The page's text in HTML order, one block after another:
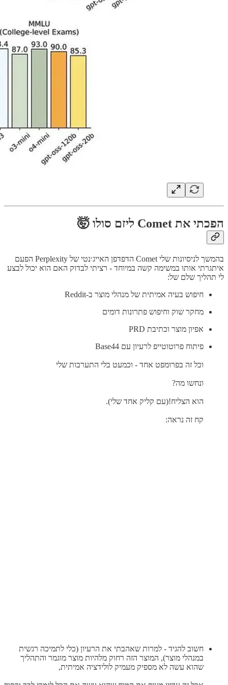
הפכתי את Comet ליזם סולו 🤯
בהמשך לניסיונות שלי Comet הדפדפן האייג׳נטי של Perplexity הפעם
איתגרתי אותו במשימה קשה במיוחד - רציתי לבדוק האם הוא יכול לבצע
לי תהליך שלם של:
חיפוש בעיה אמיתית של מנהלי מוצר ב-Reddit
מחקר שוק וחיפוש פתרונות דומים
אפיון מוצר וכתיבת PRD
פיתוח פרוטוטייפ לרעיון עם Base44
וכל זה בפרומפט אחד - וכמעט בלי התערבות שלי
ונחשו מה?
הוא הצליח!(עם קליק אחד שלי).
קח זה נראה:
חשוב להגיד - למרות שאהבתי את הרעיון (כלי לתמיכה רגשית
במנהלי מוצר), המוצר הזה רחוק מלהיות מוצר מוגמר והתהליך
שהוא עשה לא מספיק מעמיק לולידציה אמיתית,